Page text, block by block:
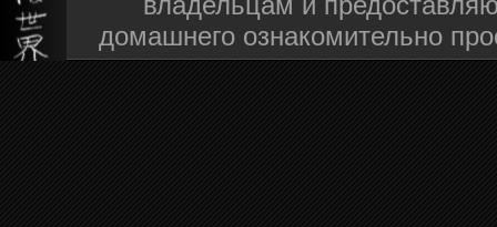
домашнего ознакомительно